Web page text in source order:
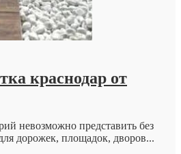
и
возможности
современной
краснодар от
невозможно представить без
дорожек, площадок, дворов...